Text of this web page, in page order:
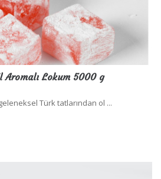
Aromalı Lokum 5000 g
Türk tatlarından ol ...